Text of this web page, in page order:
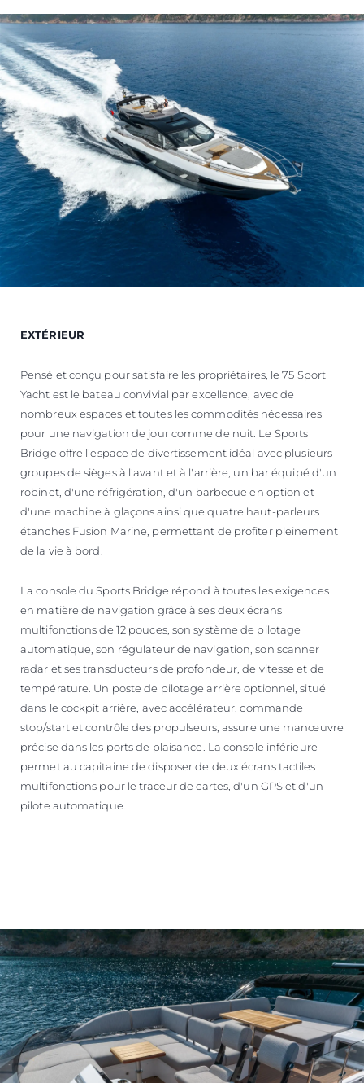
EXTÉRIEUR
Pensé et conçu pour satisfaire les propriétaires, le 75 Sport
Yacht est le bateau convivial par excellence, avec de
nombreux espaces et toutes les commodités nécessaires
pour une navigation de jour comme de nuit. Le Sports
Bridge offre l'espace de divertissement idéal avec plusieurs
groupes de sièges à l'avant et à l'arrière, un bar équipé d'un
robinet, d'une réfrigération, d'un barbecue en option et
d'une machine à glaçons ainsi que quatre haut-parleurs
étanches Fusion Marine, permettant de profiter pleinement
de la vie à bord.
La console du Sports Bridge répond à toutes les exigences
en matière de navigation grâce à ses deux écrans
multifonctions de 12 pouces, son système de pilotage
automatique, son régulateur de navigation, son scanner
radar et ses transducteurs de profondeur, de vitesse et de
température. Un poste de pilotage arrière optionnel, situé
dans le cockpit arrière, avec accélérateur, commande
stop/start et contrôle des propulseurs, assure une manœuvre
précise dans les ports de plaisance. La console inférieure
permet au capitaine de disposer de deux écrans tactiles
multifonctions pour le traceur de cartes, d'un GPS et d'un
pilote automatique.